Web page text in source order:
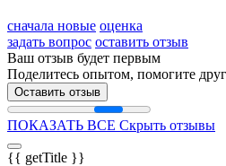
сначала новые оценка
задать вопрос оставить отзыв
Ваш отзыв будет первым
Поделитесь опытом, помогите
Оставить отзыв
ПОКАЗАТЬ ВСЕ Скрыть отзывы
{{ getTitle }}